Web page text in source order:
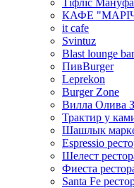
КАФЕ
it cafe
Svintuz
Blast lounge bar
ПивBurger
Leprekon
Burger Zone
Вилла Олива
Трактир у
Шашлык
Espressio
Шелест
Фиеста
Santa Fe